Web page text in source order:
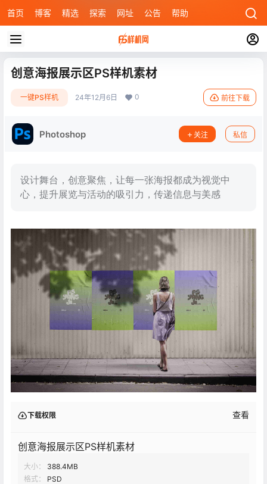
首页 博客 精选 探索 网址 公告 帮助
创意海报展示区PS样机素材
一键PS样机 24年12月6日 0 前往下载
Photoshop 关注 私信
设计舞台，创意聚焦，让每一张海报都成为视觉中
心，提升展览与活动的吸引力，传递信息与美感
下载权限 查看
创意海报展示区PS样机素材
大小：
388.4MB
格式：
PSD